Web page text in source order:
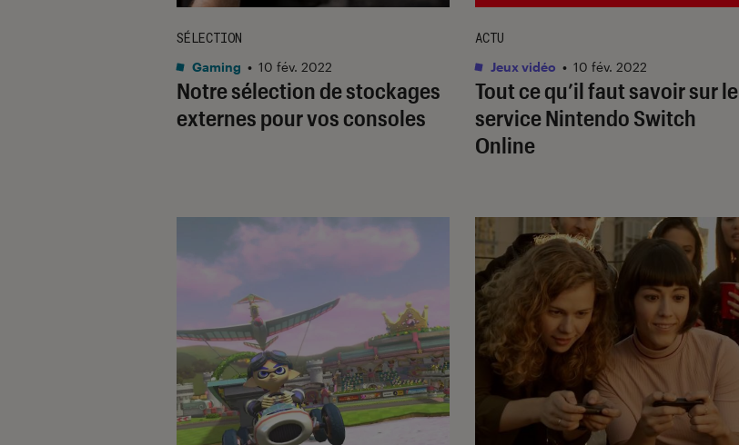
Notre sélection de stockages
externes pour vos consoles
SÉLECTION
Gaming • 10 fév. 2022
Tout ce qu’il faut savoir sur le
service Nintendo Switch
Online
ACTU
Jeux vidéo • 10 fév. 2022